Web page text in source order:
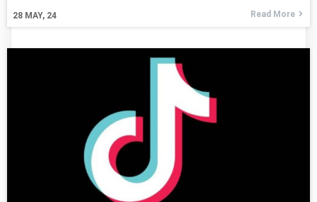
28 MAY, 24
法能力，以及如何在实际工程中优化性能的能力。以下是
Read More